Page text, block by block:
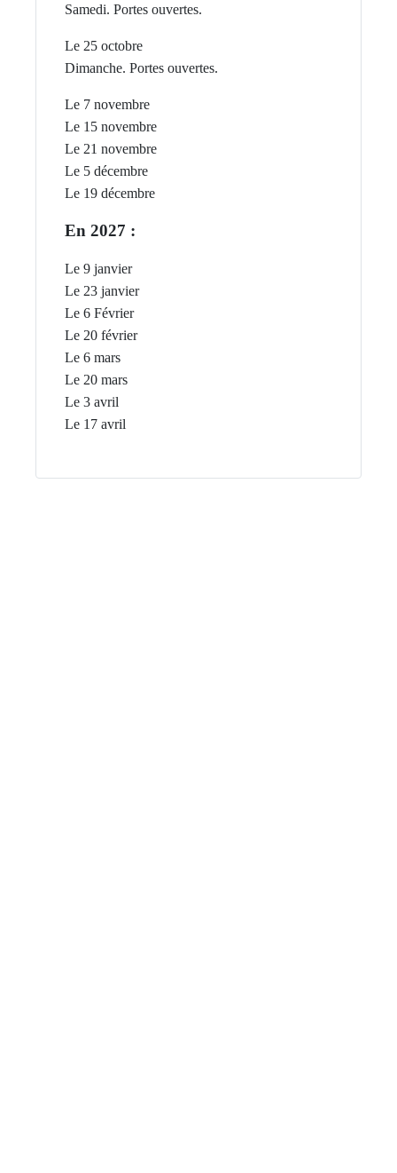
Samedi. Portes ouvertes.
Le 25 octobre
Dimanche. Portes ouvertes.
Le 7 novembre
Le 15 novembre
Le 21 novembre
Le 5 décembre
Le 19 décembre
En 2027 :
Le 9 janvier
Le 23 janvier
Le 6 Février
Le 20 février
Le 6 mars
Le 20 mars
Le 3 avril
Le 17 avril